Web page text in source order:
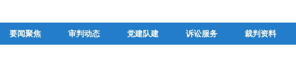
要闻聚焦 审判动态 党建队建 诉讼服务 裁判资料